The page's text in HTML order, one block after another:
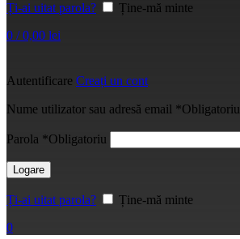
Ți-ai uitat parola?
Ține-mă minte
0 / 0,00 lei
Autentificare Creați un cont
Nume utilizator sau adresă email *Obligatoriu
Parola *Obligatoriu
Logare
Ți-ai uitat parola?
Ține-mă minte
0